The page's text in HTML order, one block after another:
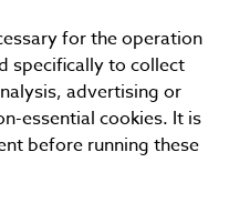
for the operation
specifically to collect
advertising or
essential cookies. It is
before running these